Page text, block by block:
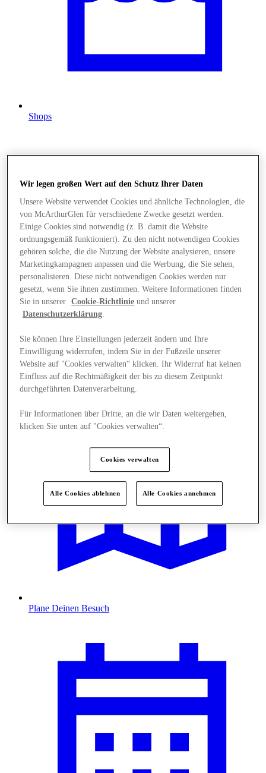
Shops
Angebote
Plane Deinen Besuch
Wir legen großen Wert auf den Schutz Ihrer Daten
Unsere Website verwendet Cookies und ähnliche Technologien, die
von McArthurGlen für verschiedene Zwecke gesetzt werden.
Einige Cookies sind notwendig (z. B. damit die Website
ordnungsgemäß funktioniert). Zu den nicht notwendigen Cookies
gehören solche, die die Nutzung der Website analysieren, unsere
Marketingkampagnen anpassen und die Werbung, die Sie sehen,
personalisieren. Diese nicht notwendigen Cookies werden nur
gesetzt, wenn Sie ihnen zustimmen. Weitere Informationen finden
Sie in unserer
Cookie-Richtlinie und unserer
Datenschutzerklärung.
Sie können Ihre Einstellungen jederzeit ändern und Ihre
Einwilligung widerrufen, indem Sie in der Fußzeile unserer
Website auf "Cookies verwalten“ klicken. Ihr Widerruf hat keinen
Einfluss auf die Rechtmäßigkeit der bis zu diesem Zeitpunkt
durchgeführten Datenverarbeitung.
Für Informationen über Dritte, an die wir Daten weitergeben,
klicken Sie unten auf "Cookies verwalten“.
Cookies verwalten
Alle Cookies ablehnen Alle Cookies annehmen